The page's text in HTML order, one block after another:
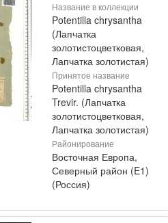
Название в коллекции
Potentilla chrysantha
(Лапчатка
золотистоцветковая,
Лапчатка золотистая)
Принятое название
Potentilla chrysantha
Trevir. (Лапчатка
золотистоцветковая,
Лапчатка золотистая)
Районирование
Восточная Европа,
Северный район (E1)
(Россия)